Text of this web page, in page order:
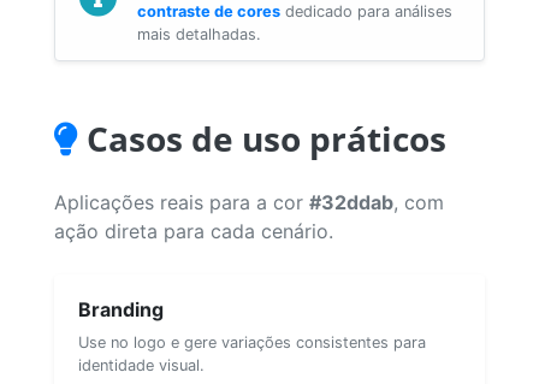
contraste de cores dedicado para análises
mais detalhadas.
Casos de uso práticos
Aplicações reais para a cor #32ddab, com
ação direta para cada cenário.
Branding
Use no logo e gere variações consistentes para
identidade visual.